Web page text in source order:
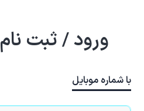
ورود / ثبت نام
با شماره موبایل